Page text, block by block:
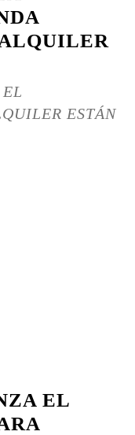
ESTÁN
EL